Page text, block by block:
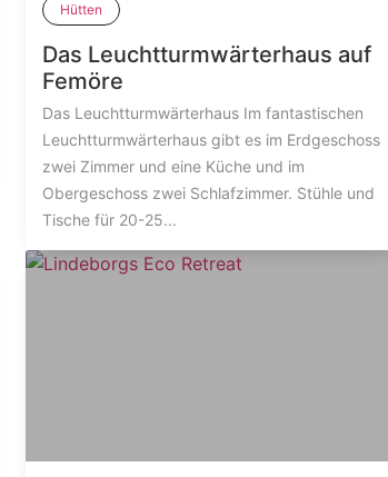
Hütten
Das Leuchtturmwärterhaus auf
Femöre
Das Leuchtturmwärterhaus Im fantastischen
Leuchtturmwärterhaus gibt es im Erdgeschoss
zwei Zimmer und eine Küche und im
Obergeschoss zwei Schlafzimmer. Stühle und
Tische für 20-25...